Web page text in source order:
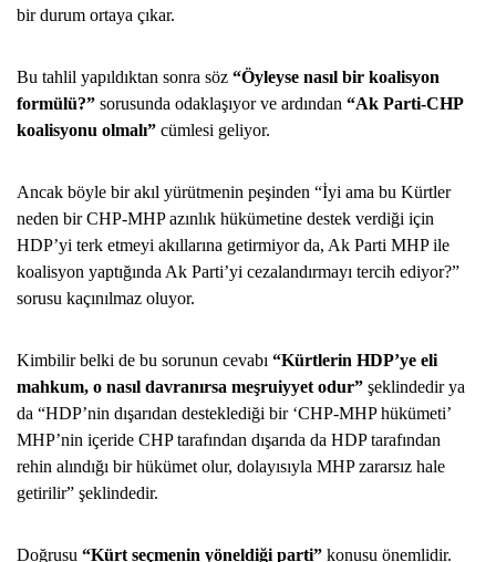
bir durum ortaya çıkar.
Bu tahlil yapıldıktan sonra söz “Öyleyse nasıl bir koalisyon
formülü?” sorusunda odaklaşıyor ve ardından “Ak Parti-CHP
koalisyonu olmalı” cümlesi geliyor.
Ancak böyle bir akıl yürütmenin peşinden “İyi ama bu Kürtler
neden bir CHP-MHP azınlık hükümetine destek verdiği için
HDP’yi terk etmeyi akıllarına getirmiyor da, Ak Parti MHP ile
koalisyon yaptığında Ak Parti’yi cezalandırmayı tercih ediyor?”
sorusu kaçınılmaz oluyor.
Kimbilir belki de bu sorunun cevabı “Kürtlerin HDP’ye eli
mahkum, o nasıl davranırsa meşruiyyet odur” şeklindedir ya
da “HDP’nin dışarıdan desteklediği bir ‘CHP-MHP hükümeti’
MHP’nin içeride CHP tarafından dışarıda da HDP tarafından
rehin alındığı bir hükümet olur, dolayısıyla MHP zararsız hale
getirilir” şeklindedir.
Doğrusu “Kürt seçmenin yöneldiği parti” konusu önemlidir.